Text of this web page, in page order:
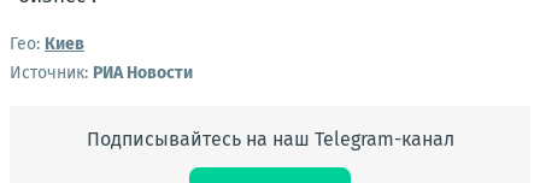
Гео: Киев
Источник: РИА Новости
Подписывайтесь на наш Telegram-канал